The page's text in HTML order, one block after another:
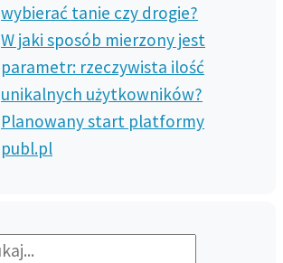
wybierać tanie czy drogie?
W jaki sposób mierzony jest
parametr: rzeczywista ilość
unikalnych użytkowników?
Planowany start platformy
publ.pl